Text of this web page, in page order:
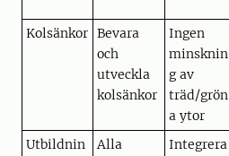
Kolsänkor Bevara
och
utveckla
kolsänkor
Ingen
minsknin
g av
träd/grön
a ytor
Utbildnin
Alla
Integrera